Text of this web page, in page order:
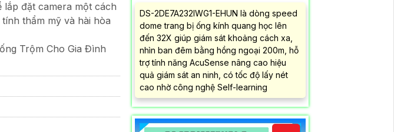
đặt camera một cách
thẩm mỹ và hài hòa
Trộm Cho Gia Đình
DS-2DE7A232IWG1-EHUN là dòng speed
dome trang bị ống kính quang học lên
đến 32X giúp giám sát khoảng cách xa,
nhìn ban đêm bằng hồng ngoại 200m, hỗ
trợ tính năng AcuSense nâng cao hiệu
quả giám sát an ninh, có tốc độ lấy nét
cao nhờ công nghệ Self-learning